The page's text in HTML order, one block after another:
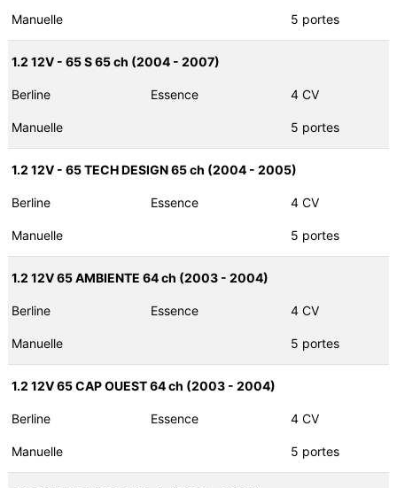
Manuelle 5 portes
1.2 12V - 65 S 65 ch (2004 - 2007)
Berline Essence 4 CV
Manuelle 5 portes
1.2 12V - 65 TECH DESIGN 65 ch (2004 - 2005)
Berline Essence 4 CV
Manuelle 5 portes
1.2 12V 65 AMBIENTE 64 ch (2003 - 2004)
Berline Essence 4 CV
Manuelle 5 portes
1.2 12V 65 CAP OUEST 64 ch (2003 - 2004)
Berline Essence 4 CV
Manuelle 5 portes